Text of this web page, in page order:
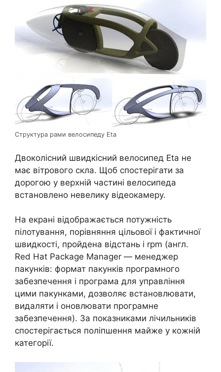
Структура рами велосипеду Eta
Двоколісний швидкісний велосипед Eta не
має вітрового скла. Щоб спостерігати за
дорогою у верхній частині велосипеда
встановлено невелику відеокамеру.
На екрані відображається потужність
пілотування, порівняння цільової і фактичної
швидкості, пройдена відстань і rpm (англ.
Red Hat Package Manager — менеджер
пакунків: формат пакунків програмного
забезпечення і програма для управління
цими пакунками, дозволяє встановлювати,
видаляти і оновлювати програмне
забезпечення). За показниками лічильників
спостерігається поліпшення майже у кожній
категорії.